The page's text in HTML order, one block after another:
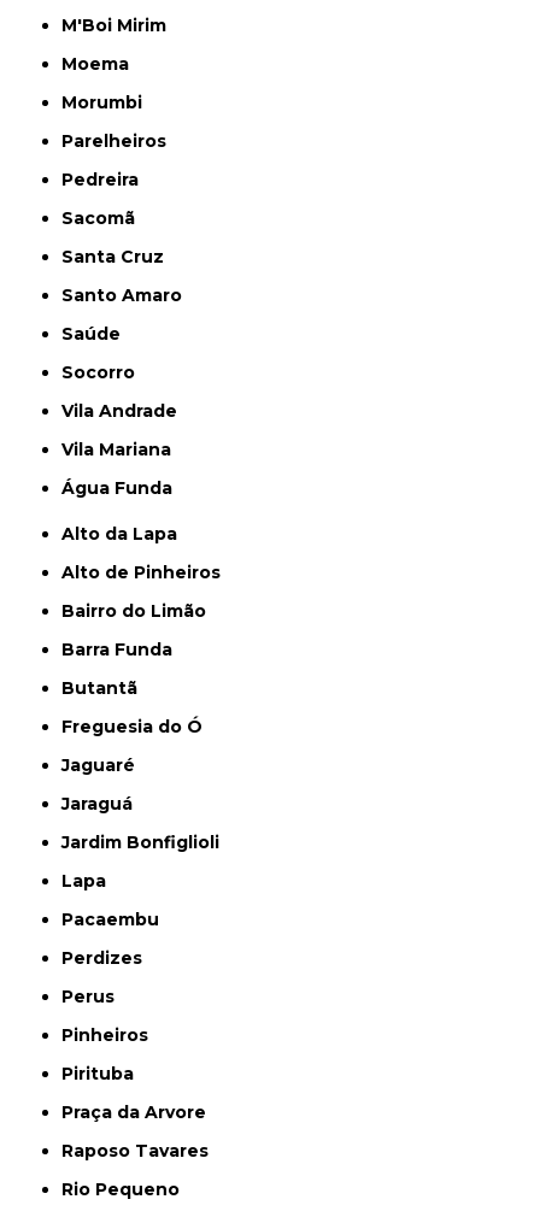
M'Boi Mirim
Moema
Morumbi
Parelheiros
Pedreira
Sacomã
Santa Cruz
Santo Amaro
Saúde
Socorro
Vila Andrade
Vila Mariana
Água Funda
Alto da Lapa
Alto de Pinheiros
Bairro do Limão
Barra Funda
Butantã
Freguesia do Ó
Jaguaré
Jaraguá
Jardim Bonfiglioli
Lapa
Pacaembu
Perdizes
Perus
Pinheiros
Pirituba
Praça da Arvore
Raposo Tavares
Rio Pequeno